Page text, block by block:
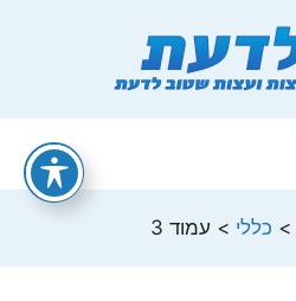
> כללי > עמוד 3